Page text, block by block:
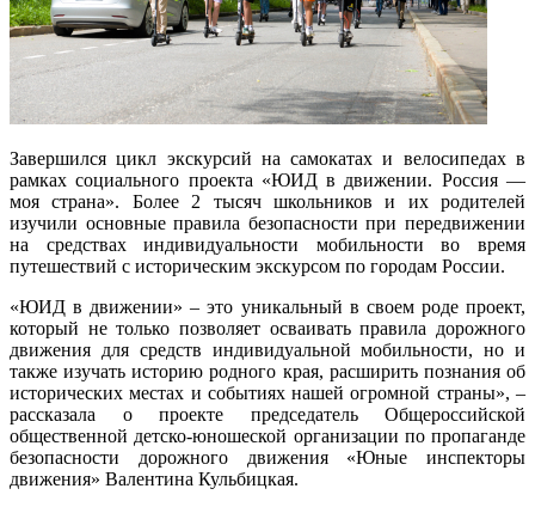
Завершился цикл экскурсий на самокатах и велосипедах в
рамках социального проекта «ЮИД в движении. Россия —
моя страна». Более 2 тысяч школьников и их родителей
изучили основные правила безопасности при передвижении
на средствах индивидуальности мобильности во время
путешествий с историческим экскурсом по городам России.
«ЮИД в движении» – это уникальный в своем роде проект,
который не только позволяет осваивать правила дорожного
движения для средств индивидуальной мобильности, но и
также изучать историю родного края, расширить познания об
исторических местах и событиях нашей огромной страны», –
рассказала о проекте председатель Общероссийской
общественной детско-юношеской организации по пропаганде
безопасности дорожного движения «Юные инспекторы
движения» Валентина Кульбицкая.